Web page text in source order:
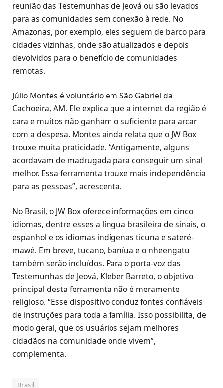
reunião das Testemunhas de Jeová ou são levados
para as comunidades sem conexão à rede. No
Amazonas, por exemplo, eles seguem de barco para
cidades vizinhas, onde são atualizados e depois
devolvidos para o benefício de comunidades
remotas.
Júlio Montes é voluntário em São Gabriel da
Cachoeira, AM. Ele explica que a internet da região é
cara e muitos não ganham o suficiente para arcar
com a despesa. Montes ainda relata que o JW Box
trouxe muita praticidade. “Antigamente, alguns
acordavam de madrugada para conseguir um sinal
melhor. Essa ferramenta trouxe mais independência
para as pessoas”, acrescenta.
No Brasil, o JW Box oferece informações em cinco
idiomas, dentre esses a língua brasileira de sinais, o
espanhol e os idiomas indígenas ticuna e sateré-
mawé. Em breve, tucano, baníua e o nheengatu
também serão incluídos. Para o porta-voz das
Testemunhas de Jeová, Kleber Barreto, o objetivo
principal desta ferramenta não é meramente
religioso. “Esse dispositivo conduz fontes confiáveis
de instruções para toda a família. Isso possibilita, de
modo geral, que os usuários sejam melhores
cidadãos na comunidade onde vivem”,
complementa.
Brasil